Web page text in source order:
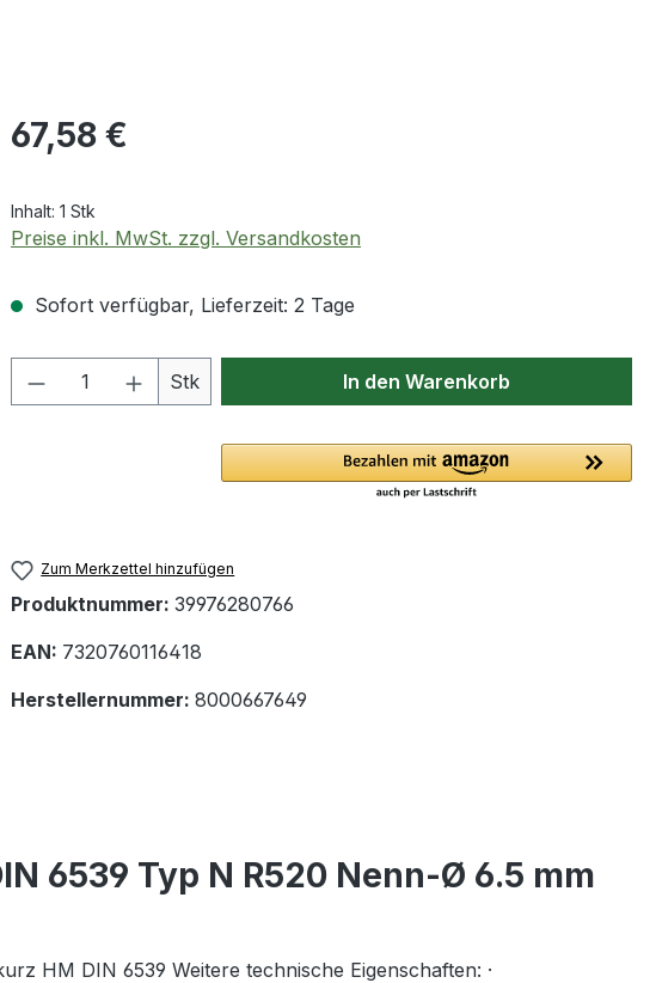
Regulärer Preis:
67,58 €
Inhalt: 1 Stk
Preise inkl. MwSt. zzgl. Versandkosten
Sofort verfügbar, Lieferzeit: 2 Tage
Produkt Anzahl: Gib den gewünschten Wert
Stk In den Warenkorb
Zum Merkzettel hinzufügen
Produktnummer: 39976280766
EAN: 7320760116418
Herstellernummer: 8000667649
6539 Typ N R520 Nenn-Ø 6.5 mm
HM DIN 6539 Weitere technische Eigenschaften: ·